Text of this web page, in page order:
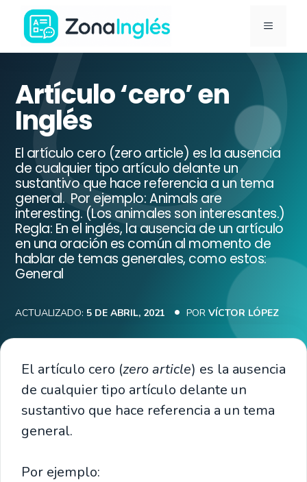
Saltar
contenido
Ir
la
portada
ZonaInglés
MENÚ
Artículo ‘cero’ en
Inglés
El artículo cero (zero article) es la ausencia
de cualquier tipo artículo delante un
sustantivo que hace referencia a un tema
general. Por ejemplo: Animals are
interesting. (Los animales son interesantes.)
Regla: En el inglés, la ausencia de un artículo
en una oración es común al momento de
hablar de temas generales, como estos:
General
ACTUALIZADO: 5 DE ABRIL, 2021 POR VÍCTOR LÓPEZ
El artículo cero (zero article) es la ausencia
de cualquier tipo artículo delante un
sustantivo que hace referencia a un tema
general.
Por ejemplo: